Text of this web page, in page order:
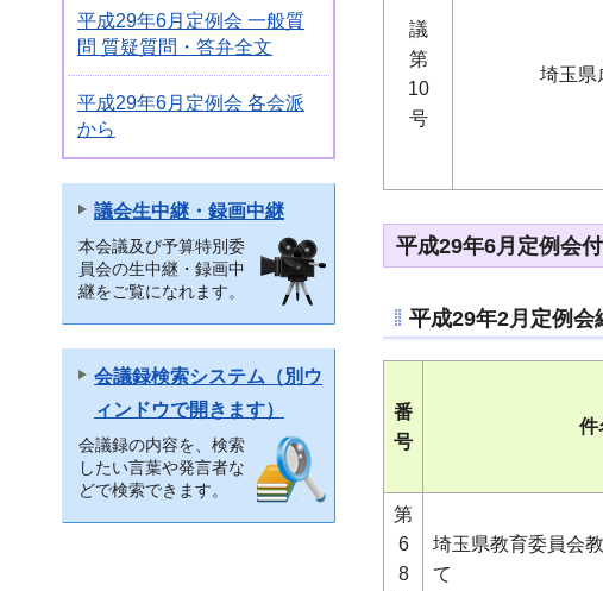
平成29年6月定例会 一般質
問 質疑質問・答弁全文
平成29年6月定例会 各会派
から
議会生中継・録画中継
本会議及び予算特別委
員会の生中継・録画中
継をご覧になれます。
会議録検索システム（別ウ
ィンドウで開きます）
会議録の内容を、検索
したい言葉や発言者な
どで検索できます。
議
第
10
号
埼玉県
平成29年6月定例会
平成29年2月定例会
番
号
件
第
6
8
埼玉県教育委員会
て